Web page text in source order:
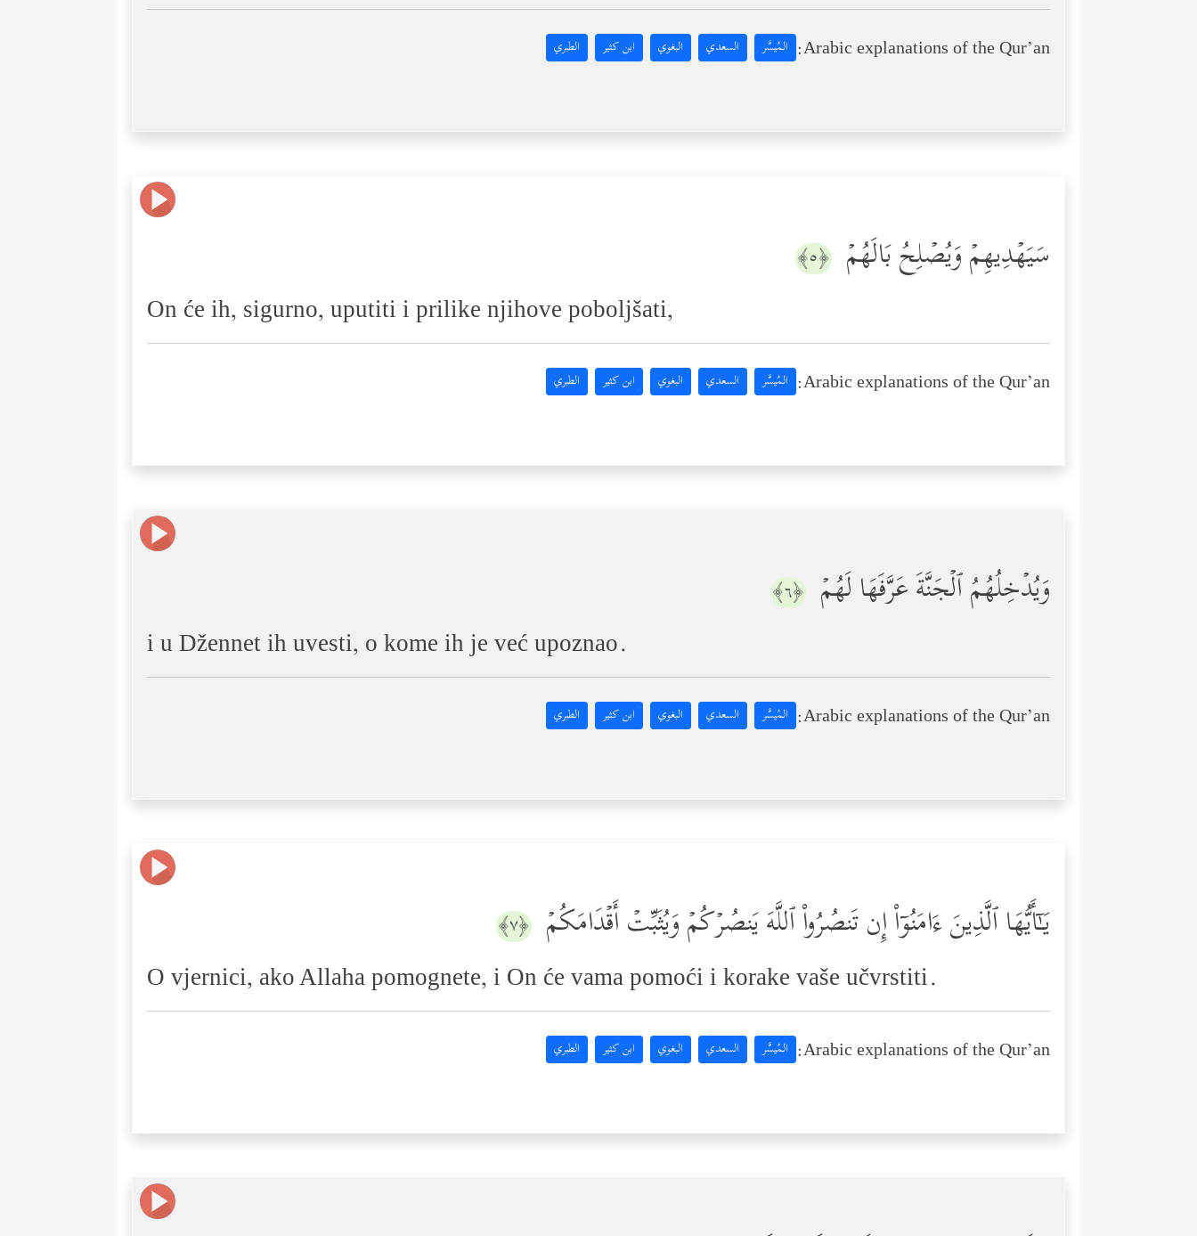
Arabic explanations of the Qur’an: المُيسَّر السعدي البغوي ابن كثير الطبري
سَیَهۡدِیهِمۡ وَیُصۡلِحُ بَالَهُمۡ ﴿٥﴾
On će ih, sigurno, uputiti i prilike njihove poboljšati,
Arabic explanations of the Qur’an: المُيسَّر السعدي البغوي ابن كثير الطبري
وَیُدۡخِلُهُمُ ٱلۡجَنَّةَ عَرَّفَهَا لَهُمۡ ﴿٦﴾
i u Džennet ih uvesti, o kome ih je već upoznao.
Arabic explanations of the Qur’an: المُيسَّر السعدي البغوي ابن كثير الطبري
یَـٰۤأَیُّهَا ٱلَّذِینَ ءَامَنُوۤاْ إِن تَنصُرُواْ ٱللَّهَ یَنصُرۡكُمۡ وَیُثَبِّتۡ أَقۡدَامَكُمۡ ﴿٧﴾
O vjernici, ako Allaha pomognete, i On će vama pomoći i korake vaše učvrstiti.
Arabic explanations of the Qur’an: المُيسَّر السعدي البغوي ابن كثير الطبري